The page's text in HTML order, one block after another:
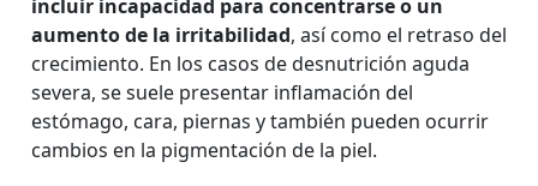
incluir incapacidad para concentrarse o un
aumento de la irritabilidad, así como el retraso del
crecimiento. En los casos de desnutrición aguda
severa, se suele presentar inflamación del
estómago, cara, piernas y también pueden ocurrir
cambios en la pigmentación de la piel.